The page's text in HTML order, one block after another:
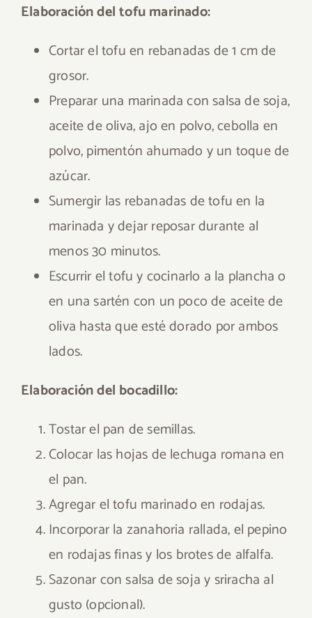
Elaboración del tofu marinado:
Cortar el tofu en rebanadas de 1 cm de
grosor.
Preparar una marinada con salsa de soja,
aceite de oliva, ajo en polvo, cebolla en
polvo, pimentón ahumado y un toque de
azúcar.
Sumergir las rebanadas de tofu en la
marinada y dejar reposar durante al
menos 30 minutos.
Escurrir el tofu y cocinarlo a la plancha o
en una sartén con un poco de aceite de
oliva hasta que esté dorado por ambos
lados.
Elaboración del bocadillo:
Tostar el pan de semillas.
Colocar las hojas de lechuga romana en
el pan.
Agregar el tofu marinado en rodajas.
Incorporar la zanahoria rallada, el pepino
en rodajas finas y los brotes de alfalfa.
Sazonar con salsa de soja y sriracha al
gusto (opcional).